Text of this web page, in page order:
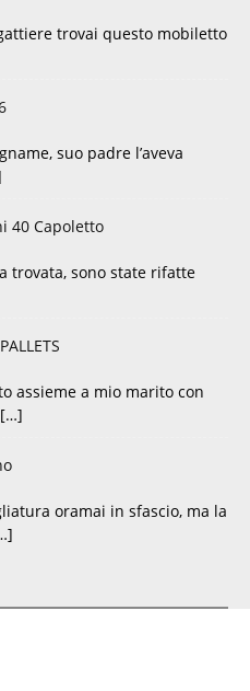
trovai questo mobiletto
suo padre l’aveva
40 Capoletto
trovata, sono state rifatte
assieme a mio marito con
oramai in sfascio, ma la